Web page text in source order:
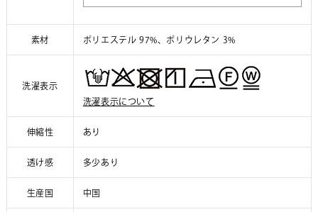
素材 ポリエステル 97%、ポリウレタン 3%
洗濯表示
洗濯表示について
伸縮性 あり
透け感 多少あり
生産国 中国